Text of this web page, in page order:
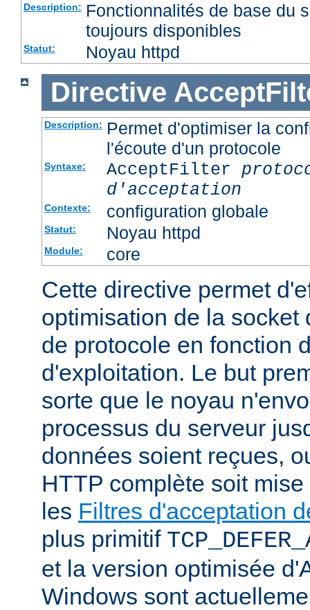
Description: Fonctionnalités de base du
toujours disponibles
Statut: Noyau httpd
Directive
Description: Permet d'optimiser la
l'écoute d'un protocole
Syntaxe: AcceptFilter
d'acceptation
Contexte: configuration globale
Statut: Noyau httpd
Module: core
Cette directive permet
optimisation de la socket
de protocole en fonction
d'exploitation. Le but
sorte que le noyau
processus du serveur
données soient reçues,
HTTP complète soit
les Filtres d'acceptation
plus primitif
et la version optimisée
Windows sont